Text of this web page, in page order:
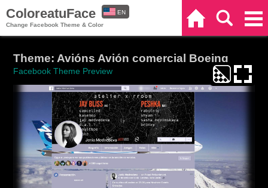
ColoreatuFace
Change Facebook Theme & Color
EN
Theme: Avións Avión comercial Boeing
Facebook Theme Preview